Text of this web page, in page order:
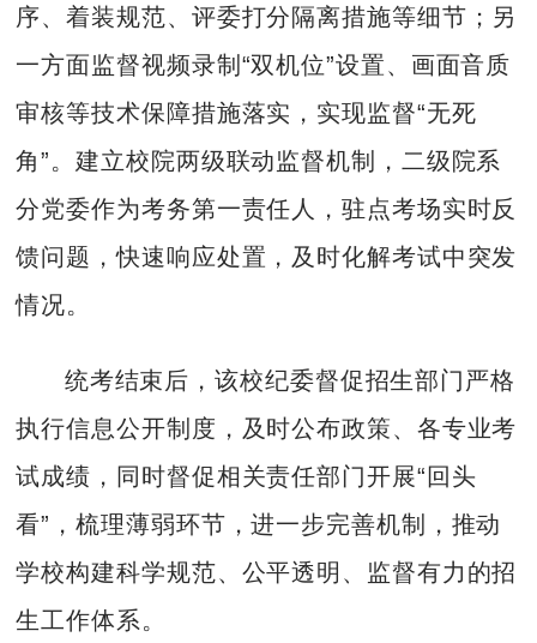
序、着装规范、评委打分隔离措施等细节；另
一方面监督视频录制“双机位”设置、画面音质
审核等技术保障措施落实，实现监督“无死
角”。建立校院两级联动监督机制，二级院系
分党委作为考务第一责任人，驻点考场实时反
馈问题，快速响应处置，及时化解考试中突发
情况。
统考结束后，该校纪委督促招生部门严格
执行信息公开制度，及时公布政策、各专业考
试成绩，同时督促相关责任部门开展“回头
看”，梳理薄弱环节，进一步完善机制，推动
学校构建科学规范、公平透明、监督有力的招
生工作体系。